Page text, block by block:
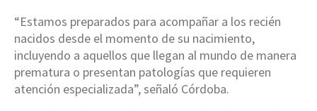
“Estamos preparados para acompañar a los recién
nacidos desde el momento de su nacimiento,
incluyendo a aquellos que llegan al mundo de manera
prematura o presentan patologías que requieren
atención especializada”, señaló Córdoba.